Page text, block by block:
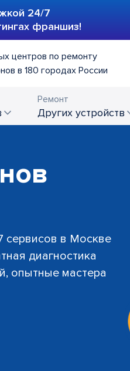
24/7
франшиз!
центров по ремонту
в 180 городах России
Ремонт
других устройств
сервисов в Москве
диагностика
опытные мастера